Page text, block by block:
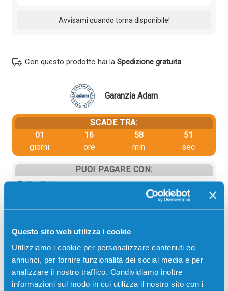
Questo sito web utilizza i cookie
Utilizziamo i cookie per personalizzare contenuti ed
annunci, per fornire funzionalità dei social media e per
analizzare il nostro traffico. Condividiamo inoltre
informazioni sul modo in cui utilizza il nostro sito con i
Con questo prodotto hai la Spedizione gratuita
Garanzia Adam
SCADE TRA:
01
giorni
16
ore
58
min
51
sec
PUOI PAGARE CON:
PayPal
Bonifico bancario
Descrizione